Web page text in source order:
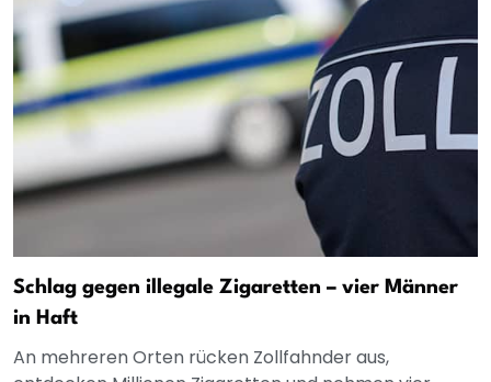
Schlag gegen illegale Zigaretten – vier Männer
in Haft
An mehreren Orten rücken Zollfahnder aus,